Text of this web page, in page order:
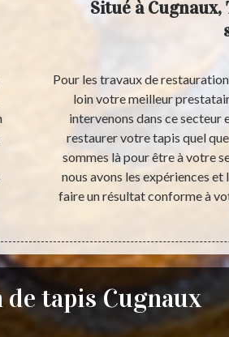
Situé à Cugnaux,
Pour les travaux de
loin votre meilleur
intervenons dans ce secteur
restaurer votre tapis quel
sommes là pour être à votre
nous avons les expériences
faire un résultat conforme à
tapis Cugnaux